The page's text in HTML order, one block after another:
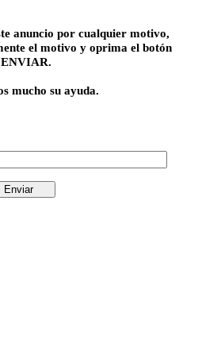
anuncio por cualquier motivo,
el motivo y oprima el botón
ENVIAR.
mucho su ayuda.